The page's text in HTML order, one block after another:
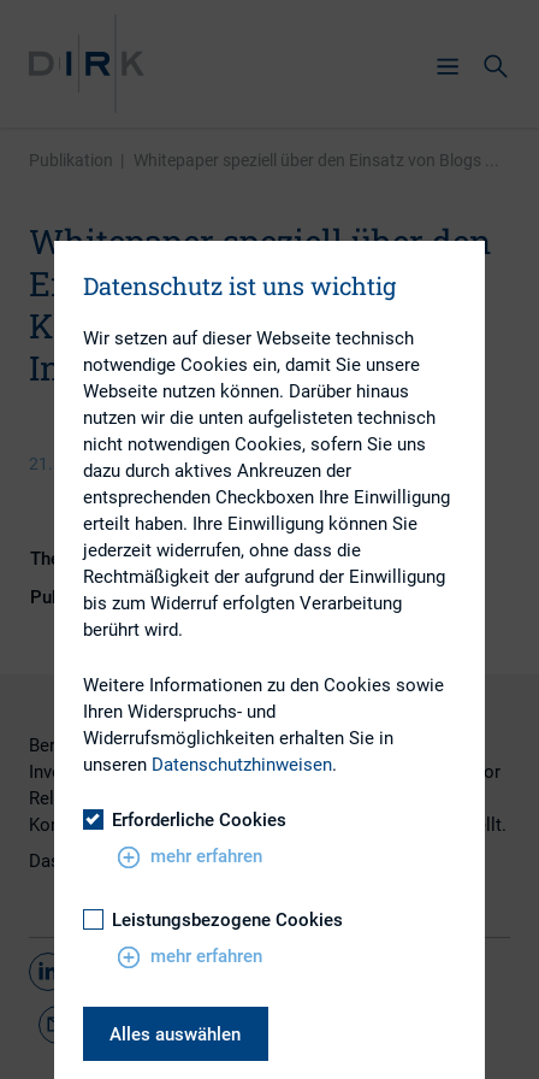
Publikation | Whitepaper speziell über den Einsatz von Blogs ...
Whitepaper speziell über den
Einsatz von Blogs für die
Kommunikation mit
Investoren
21. Mai 2014
Themengebiet
Digitalisierung
Publikationsform
Externe Publikationen
Bereits im Jahr 2010 haben 49 % aller professionellen
Investoren Blogs gelesen. Inzwischen nutzen auch Investor
Relations-Abteilungen zunehmen einen eigenen Blog als
Kommunikationsmittel. Q4 hat dazu ein Whitepaper erstellt.​
Das Whitepaper finden Siehier.
Teilen
Datenschutz ist uns wichtig
Wir setzen auf dieser Webseite technisch
notwendige Cookies ein, damit Sie unsere
Webseite nutzen können. Darüber hinaus
nutzen wir die unten aufgelisteten technisch
nicht notwendigen Cookies, sofern Sie uns
dazu durch aktives Ankreuzen der
entsprechenden Checkboxen Ihre Einwilligung
erteilt haben. Ihre Einwilligung können Sie
jederzeit widerrufen, ohne dass die
Rechtmäßigkeit der aufgrund der Einwilligung
bis zum Widerruf erfolgten Verarbeitung
berührt wird.
Weitere Informationen zu den Cookies sowie
Ihren Widerspruchs- und
Widerrufsmöglichkeiten erhalten Sie in
unseren Datenschutzhinweisen.
Erforderliche Cookies
mehr erfahren
Leistungsbezogene Cookies
mehr erfahren
Alles auswählen